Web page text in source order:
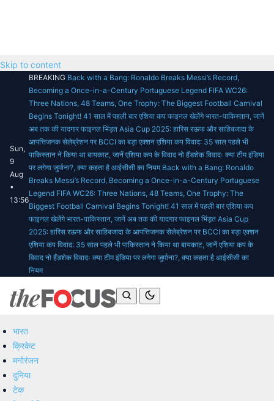
Skip to content
Sun,
9
Aug
•
13:56
BREAKING Back with a Bang: Ronaldo Breaks Messi’s Record,
Becoming a Once-in-a-Century Portuguese Legend FIFA WC26:
Three Nations, 48 Teams, One Trophy: The Biggest Football Carnival
Begins Tonight! 41 साल में पहली बार एशिया कप फाइनल खेलेंगे भारत-पाकिस्तान, जानें
अब तक की यादगार फाइनल भिंड़त Asia Cup 2025: हारिस रऊफ और साहिबजादा के
आपत्तिजनक सेलेब्रेशन पर BCCI का बड़ा एक्शन एशिया कप विवाद: 35 साल पहले भी
पाकिस्तान ने किया था बायकाट, जानें एशिया कप के विवाद नो हैंडशेक विवादः क्या टीम इंडिया
पर लगेगा जुर्माना?, क्या कहता है आईसीसी का नियम Back with a Bang: Ronaldo
Breaks Messi’s Record, Becoming a Once-in-a-Century Portuguese
Legend FIFA WC26: Three Nations, 48 Teams, One Trophy: The
Biggest Football Carnival Begins Tonight! 41 साल में पहली बार एशिया कप
फाइनल खेलेंगे भारत-पाकिस्तान, जानें अब तक की यादगार फाइनल भिंड़त Asia Cup
2025: हारिस रऊफ और साहिबजादा के आपत्तिजनक सेलेब्रेशन पर BCCI का बड़ा एक्शन
एशिया कप विवाद: 35 साल पहले भी पाकिस्तान ने किया था बायकाट, जानें एशिया कप के
विवाद नो हैंडशेक विवादः क्या टीम इंडिया पर लगेगा जुर्माना?, क्या कहता है आईसीसी का
नियम
भारत
क्रिकेट
मनोरंजन
दुनिया
टेक